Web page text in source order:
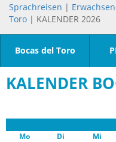
Sprachreisen |
Toro | KALENDER 2026
Bocas del Toro
KALENDER
Mo Di Mi